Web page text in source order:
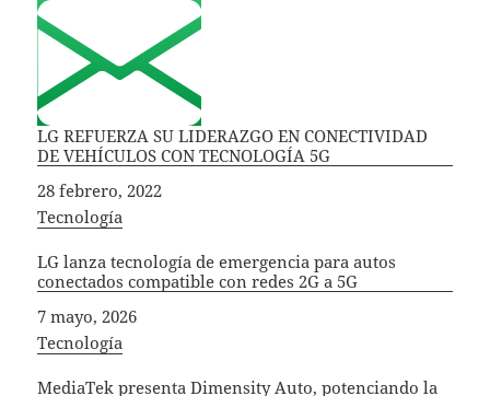
LG REFUERZA SU LIDERAZGO EN CONECTIVIDAD
DE VEHÍCULOS CON TECNOLOGÍA 5G
Fecha
28 febrero, 2022
In relation to
Tecnología
LG lanza tecnología de emergencia para autos
conectados compatible con redes 2G a 5G
Fecha
7 mayo, 2026
In relation to
Tecnología
MediaTek presenta Dimensity Auto, potenciando la